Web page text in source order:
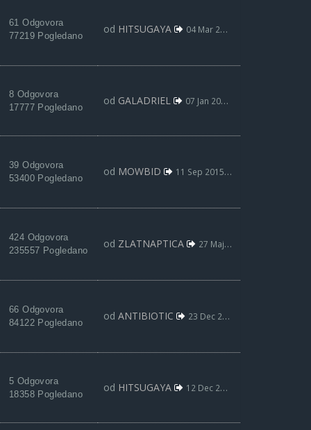
61 Odgovora
77219 Pogledano
od HITSUGAYA 04 Mar 2016, 15:17
8 Odgovora
17777 Pogledano
od GALADRIEL 07 Jan 2016, 01:50
39 Odgovora
53400 Pogledano
od MOWBID 11 Sep 2015, 17:25
424 Odgovora
235557 Pogledano
od ZLATNAPTICA 27 Maj 2015, 09:50
66 Odgovora
84122 Pogledano
od ANTIBIOTIC 23 Dec 2014, 13:58
5 Odgovora
18358 Pogledano
od HITSUGAYA 12 Dec 2014, 02:30